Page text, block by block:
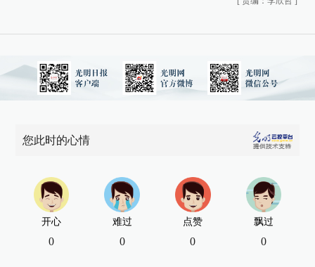
您此时的心情
开心
0
难过
0
点赞
0
飘过
0